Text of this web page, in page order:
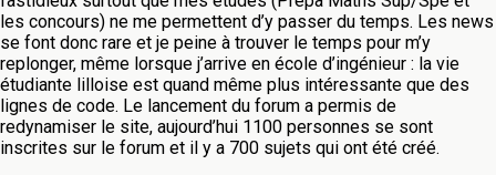
les concours) ne me permettent d’y passer du temps. Les news
se font donc rare et je peine à trouver le temps pour m’y
replonger, même lorsque j’arrive en école d’ingénieur : la vie
étudiante lilloise est quand même plus intéressante que des
lignes de code. Le lancement du forum a permis de
redynamiser le site, aujourd’hui 1100 personnes se sont
inscrites sur le forum et il y a 700 sujets qui ont été créé.